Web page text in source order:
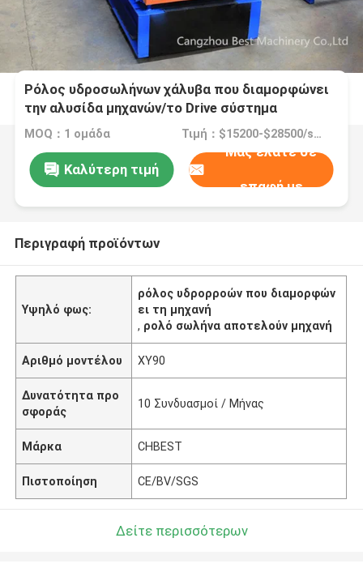
Ρόλος υδροσωλήνων χάλυβα που διαμορφώνει
την αλυσίδα μηχανών/το Drive σύστημα
κιβωτίων εργαλείων
MOQ：1 ομάδα Τιμή：$15200-$28500/set
Καλύτερη τιμή
Μας ελάτε σε
επαφή με
Περιγραφή προϊόντων
Υψηλό φως:
ρόλος υδρορροών που διαμορφών
ει τη μηχανή
, ρολό σωλήνα αποτελούν μηχανή
Αριθμό μοντέλου XY90
Δυνατότητα προ
σφοράς
10 Συνδυασμοί / Μήνας
Μάρκα CHBEST
Πιστοποίηση CE/BV/SGS
Δείτε περισσότερων